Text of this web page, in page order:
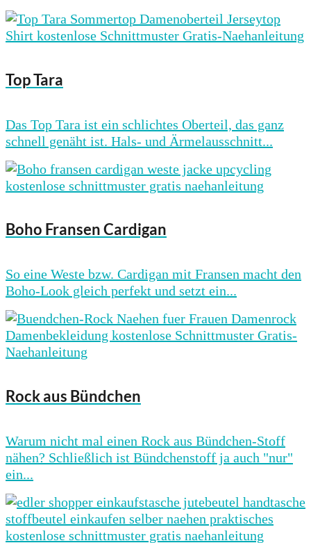
Top Tara
Das Top Tara ist ein schlichtes Oberteil, das ganz
schnell genäht ist. Hals- und Ärmelausschnitt...
Boho Fransen Cardigan
So eine Weste bzw. Cardigan mit Fransen macht den
Boho-Look gleich perfekt und setzt ein...
Rock aus Bündchen
Warum nicht mal einen Rock aus Bündchen-Stoff
nähen? Schließlich ist Bündchenstoff ja auch "nur"
ein...